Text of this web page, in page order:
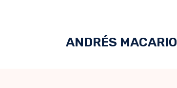
ANDRÉS MACARIO